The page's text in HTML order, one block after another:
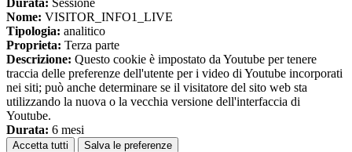
Nome: VISITOR_INFO1_LIVE
Tipologia: analitico
Proprieta: Terza parte
Descrizione: Questo cookie è impostato da Youtube per tenere
traccia delle preferenze dell'utente per i video di Youtube incorporati
nei siti; può anche determinare se il visitatore del sito web sta
utilizzando la nuova o la vecchia versione dell'interfaccia di
Youtube.
Durata: 6 mesi
Accetta tutti Salva le preferenze